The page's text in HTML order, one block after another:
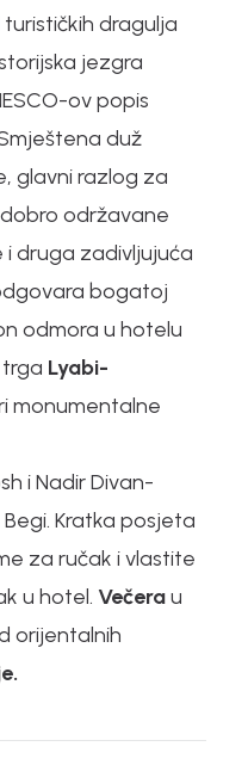
dragulja
jezgra
ov popis
duž
glavni razlog za
održavane
druga zadivljujuća
bogatoj
odmora u hotelu
Lyabi-
monumentalne
i Nadir Divan-
Kratka posjeta
za ručak i vlastite
u hotel. Večerau
orijentalnih